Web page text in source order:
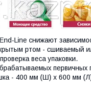
Line снижают
ртом - сшиваемый
веса упаковки.
первичных
- 400 мм (Ш) х 600 мм